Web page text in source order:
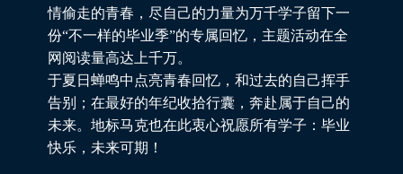
情偷走的青春，尽自己的力量为万千学子留下一
份“不一样的毕业季”的专属回忆，主题活动在全
网阅读量高达上千万。
于夏日蝉鸣中点亮青春回忆，和过去的自己挥手
告别；在最好的年纪收拾行囊，奔赴属于自己的
未来。地标马克也在此衷心祝愿所有学子：毕业
快乐，未来可期！